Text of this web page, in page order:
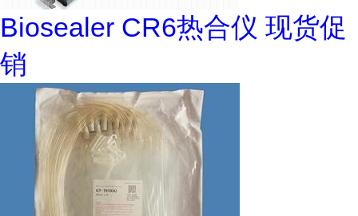
Biosealer CR6热合仪 现货促
销